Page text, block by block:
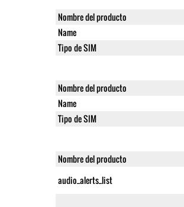
Nombre del producto
Name
Tipo de SIM
Nombre del producto
Name
Tipo de SIM
Nombre del producto
audio_alerts_list